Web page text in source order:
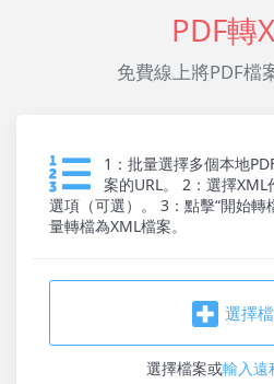
PDF轉
免費線上將PDF檔
1：批量選擇多個本地
案的URL。 2：選擇
選項（可選）。 3：點擊“開始轉
量轉檔為XML檔案。
選擇
選擇檔案或輸入遠